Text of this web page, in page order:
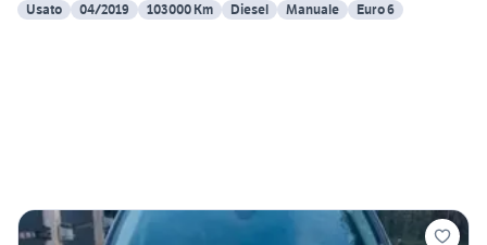
Usato
04/2019 103000 Km Diesel Manuale Euro 6